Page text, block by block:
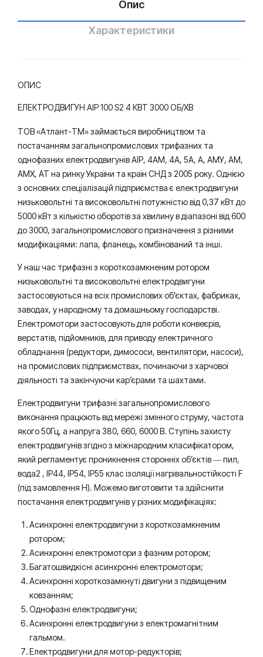
Опис
Характеристики
ОПИС
ЕЛЕКТРОДВИГУН АІР 100 S2 4 КВТ 3000 ОБ/ХВ
ТОВ «Атлант-ТМ» займається виробництвом та
постачанням загальнопромислових трифазних та
однофазних електродвигунів АІР, 4АМ, 4А, 5А, А, АМУ, АМ,
АМХ, АТ на ринку України та країн СНД з 2005 року. Однією
з основних спеціалізацій підприємства є електродвигуни
низьковольтні та високовольтні потужністю від 0,37 кВт до
5000 кВт з кількістю оборотів за хвилину в діапазоні від 600
до 3000, загальнопромислового призначення з різними
модифікаціями: лапа, фланець, комбінований та інші.
У наш час трифазні з короткозамкненим ротором
низьковольтні та високовольтні електродвигуни
застосовуються на всіх промислових об’єктах, фабриках,
заводах, у народному та домашньому господарстві.
Електромотори застосовують для роботи конвеєрів,
верстатів, підйомників, для приводу електричного
обладнання (редуктори, димососи, вентилятори, насоси),
на промислових підприємствах, починаючи з харчової
діяльності та закінчуючи кар’єрами та шахтами.
Електродвигуни трифазні загальнопромислового
виконання працюють від мережі змінного струму, частота
якого 50Гц, а напруга 380, 660, 6000 В. Ступінь захисту
електродвигунів згідно з міжнародним класифікатором,
який регламентує проникнення сторонніх об’єктів ― пил,
вода2 , IP44, IP54, IP55 клас ізоляції нагрівальностійкості F
(під замовлення Н). Можемо виготовити та здійснити
постачання електродвигунів у різних модифікаціях:
Асинхронні електродвигуни з короткозамкненим
ротором;
Асинхронні електромотори з фазним ротором;
Багатошвидкісні асинхронні електромотори;
Асинхронні короткозамкнуті двигуни з підвищеним
ковзанням;
Однофазні електродвигуни;
Асинхронні електродвигуни з електромагнітним
гальмом.
Електродвигуни для мотор-редукторів;